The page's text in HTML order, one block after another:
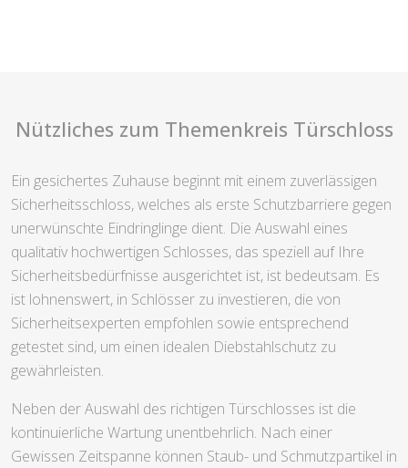
Nützliches zum Themenkreis Türschloss
Ein gesichertes Zuhause beginnt mit einem zuverlässigen
Sicherheitsschloss, welches als erste Schutzbarriere gegen
unerwünschte Eindringlinge dient. Die Auswahl eines
qualitativ hochwertigen Schlosses, das speziell auf Ihre
Sicherheitsbedürfnisse ausgerichtet ist, ist bedeutsam. Es
ist lohnenswert, in Schlösser zu investieren, die von
Sicherheitsexperten empfohlen sowie entsprechend
getestet sind, um einen idealen Diebstahlschutz zu
gewährleisten.
Neben der Auswahl des richtigen Türschlosses ist die
kontinuierliche Wartung unentbehrlich. Nach einer
Gewissen Zeitspanne können Staub- und Schmutzpartikel in